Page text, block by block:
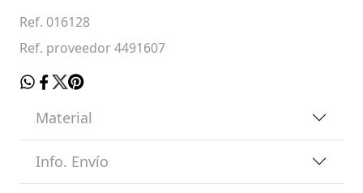
Ref. 016128
Ref. proveedor 4491607
Material
Info. Envío